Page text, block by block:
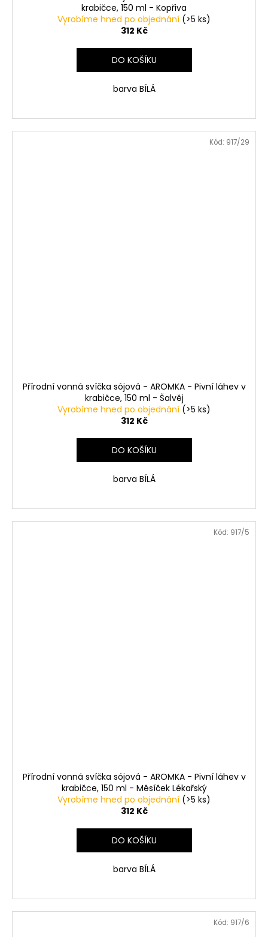
krabičce, 150 ml - Kopřiva
Vyrobíme hned po objednání (>5 ks)
312 Kč
DO KOŠÍKU
barva BÍLÁ
Přírodní vonná svíčka sójová - AROMKA - Pivní láhev v
krabičce, 150 ml - Šalvěj
Vyrobíme hned po objednání (>5 ks)
312 Kč
DO KOŠÍKU
barva BÍLÁ
Kód: 917/29
Přírodní vonná svíčka sójová - AROMKA - Pivní láhev v
krabičce, 150 ml - Měsíček Lékařský
Vyrobíme hned po objednání (>5 ks)
312 Kč
DO KOŠÍKU
barva BÍLÁ
Kód: 917/5
Kód: 917/6